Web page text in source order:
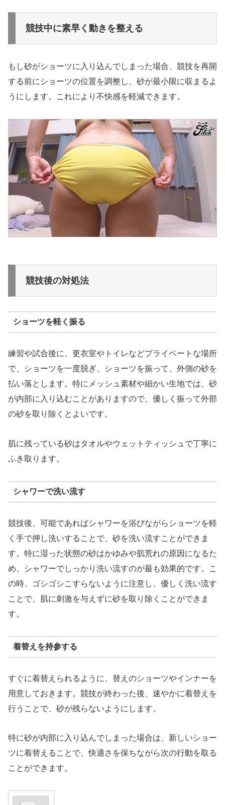
競技中に素早く動きを整える
もし砂がショーツに入り込んでしまった場合、競技を再開
する前にショーツの位置を調整し、砂が最小限に収まるよ
うにします。これにより不快感を軽減できます。
競技後の対処法
ショーツを軽く振る
練習や試合後に、更衣室やトイレなどプライベートな場所
で、ショーツを一度脱ぎ、ショーツを振って、外側の砂を
払い落とします。特にメッシュ素材や細かい生地では、砂
が内部に入り込むことがありますので、優しく振って外部
の砂を取り除くとよいです。
肌に残っている砂はタオルやウェットティッシュで丁寧に
ふき取ります。
シャワーで洗い流す
競技後、可能であればシャワーを浴びながらショーツを軽
く手で押し洗いすることで、砂を洗い流すことができま
す。特に湿った状態の砂はかゆみや肌荒れの原因になるた
め、シャワーでしっかり洗い流すのが最も効果的です。こ
の時、ゴシゴシこすらないように注意し、優しく洗い流す
ことで、肌に刺激を与えずに砂を取り除くことができま
す。
着替えを持参する
すぐに着替えられるように、替えのショーツやインナーを
用意しておきます。競技が終わった後、速やかに着替えを
行うことで、砂が残らないようにします。
特に砂が内部に入り込んでしまった場合は、新しいショー
ツに着替えることで、快適さを保ちながら次の行動を取る
ことができます。